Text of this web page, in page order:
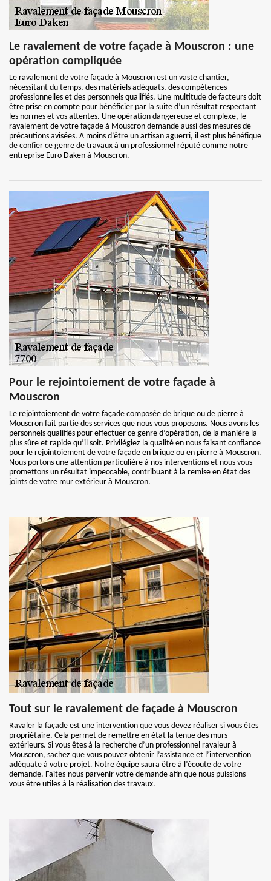
Le ravalement de votre façade à Mouscron : une
opération compliquée
Le ravalement de votre façade à Mouscron est un vaste chantier,
nécessitant du temps, des matériels adéquats, des compétences
professionnelles et des personnels qualifiés. Une multitude de facteurs doit
être prise en compte pour bénéficier par la suite d’un résultat respectant
les normes et vos attentes. Une opération dangereuse et complexe, le
ravalement de votre façade à Mouscron demande aussi des mesures de
précautions avisées. A moins d’être un artisan aguerri, il est plus bénéfique
de confier ce genre de travaux à un professionnel réputé comme notre
entreprise Euro Daken à Mouscron.
Pour le rejointoiement de votre façade à
Mouscron
Le rejointoiement de votre façade composée de brique ou de pierre à
Mouscron fait partie des services que nous vous proposons. Nous avons les
personnels qualifiés pour effectuer ce genre d’opération, de la manière la
plus sûre et rapide qu’il soit. Privilégiez la qualité en nous faisant confiance
pour le rejointoiement de votre façade en brique ou en pierre à Mouscron.
Nous portons une attention particulière à nos interventions et nous vous
promettons un résultat impeccable, contribuant à la remise en état des
joints de votre mur extérieur à Mouscron.
Tout sur le ravalement de façade à Mouscron
Ravaler la façade est une intervention que vous devez réaliser si vous êtes
propriétaire. Cela permet de remettre en état la tenue des murs
extérieurs. Si vous êtes à la recherche d’un professionnel ravaleur à
Mouscron, sachez que vous pouvez obtenir l’assistance et l’intervention
adéquate à votre projet. Notre équipe saura être à l’écoute de votre
demande. Faites-nous parvenir votre demande afin que nous puissions
vous être utiles à la réalisation des travaux.